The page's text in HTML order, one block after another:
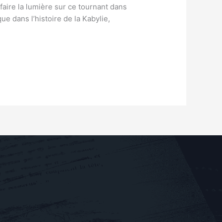
la lumière sur ce tournant dans
dans l’histoire de la Kabylie,